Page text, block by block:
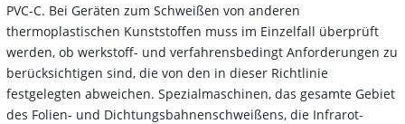
PVC-C. Bei Geräten zum Schweißen von anderen
thermoplastischen Kunststoffen muss im Einzelfall überprüft
werden, ob werkstoff- und verfahrensbedingt Anforderungen zu
berücksichtigen sind, die von den in dieser Richtlinie
festgelegten abweichen. Spezialmaschinen, das gesamte Gebiet
des Folien- und Dichtungsbahnenschweißens, die Infrarot-